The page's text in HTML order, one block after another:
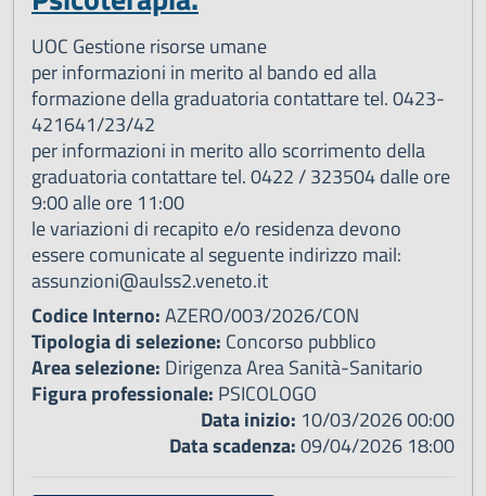
UOC Gestione risorse umane
per informazioni in merito al bando ed alla
formazione della graduatoria contattare tel. 0423-
421641/23/42
per informazioni in merito allo scorrimento della
graduatoria contattare tel. 0422 / 323504 dalle ore
9:00 alle ore 11:00
le variazioni di recapito e/o residenza devono
essere comunicate al seguente indirizzo mail:
assunzioni@aulss2.veneto.it
Codice Interno:AZERO/003/2026/CON
Tipologia di selezione: Concorso pubblico
Area selezione: Dirigenza Area Sanità-Sanitario
Figura professionale: PSICOLOGO
Data inizio: 10/03/2026 00:00
Data scadenza:09/04/2026 18:00